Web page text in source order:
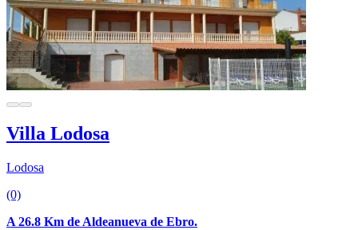
Villa Lodosa
Lodosa
(0)
A 26.8 Km de Aldeanueva de Ebro.